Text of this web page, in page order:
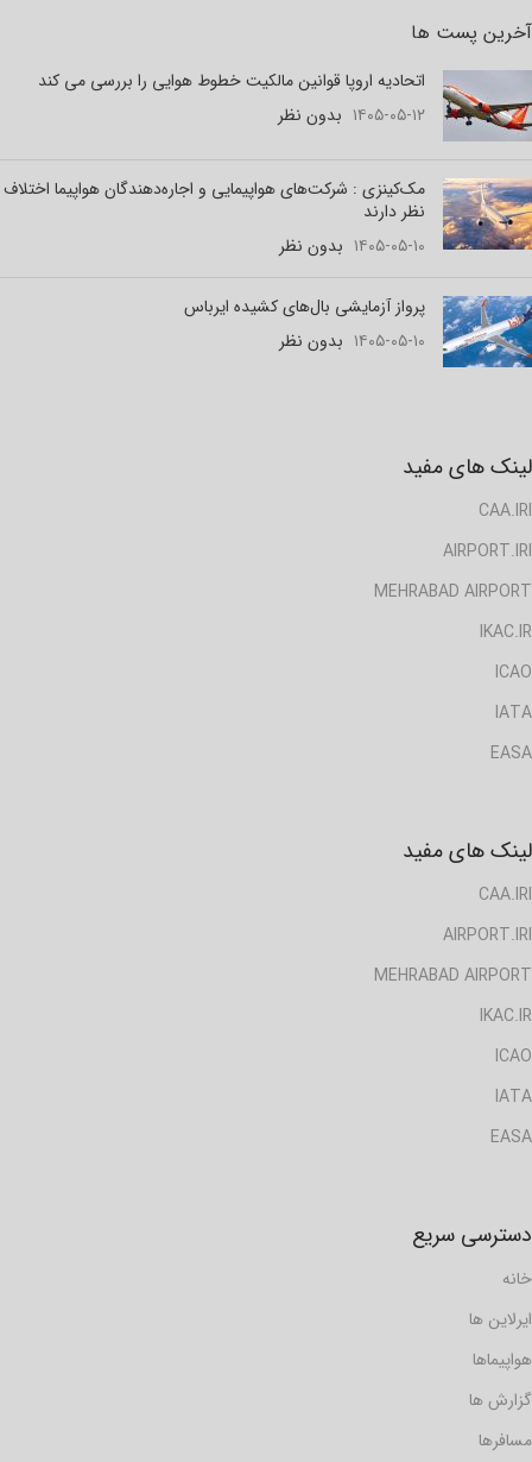
آخرین پست ها
اتحادیه اروپا قوانین مالکیت خطوط هوایی را بررسی می کند
۱۴۰۵-۰۵-۱۲ بدون نظر
مک‌کینزی : شرکت‌های هواپیمایی و اجاره‌دهندگان هواپیما اختلاف
نظر دارند
۱۴۰۵-۰۵-۱۰ بدون نظر
پرواز آزمایشی بال‌های کشیده ایرباس
۱۴۰۵-۰۵-۱۰ بدون نظر
لینک های مفید
CAA.IRI
AIRPORT.IRI
MEHRABAD AIRPORT
IKAC.IR
ICAO
IATA
EASA
لینک های مفید
CAA.IRI
AIRPORT.IRI
MEHRABAD AIRPORT
IKAC.IR
ICAO
IATA
EASA
دسترسی سریع
خانه
ایرلاین ها
هواپیماها
گزارش ها
مسافرها